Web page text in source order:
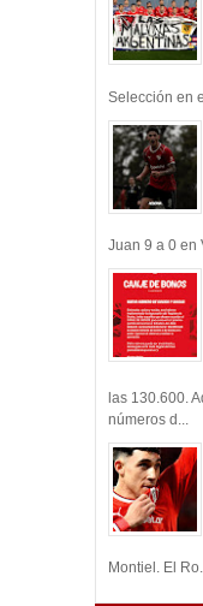
Selección en
Juan 9 a 0 en
las 130.600.
números d...
Montiel. El